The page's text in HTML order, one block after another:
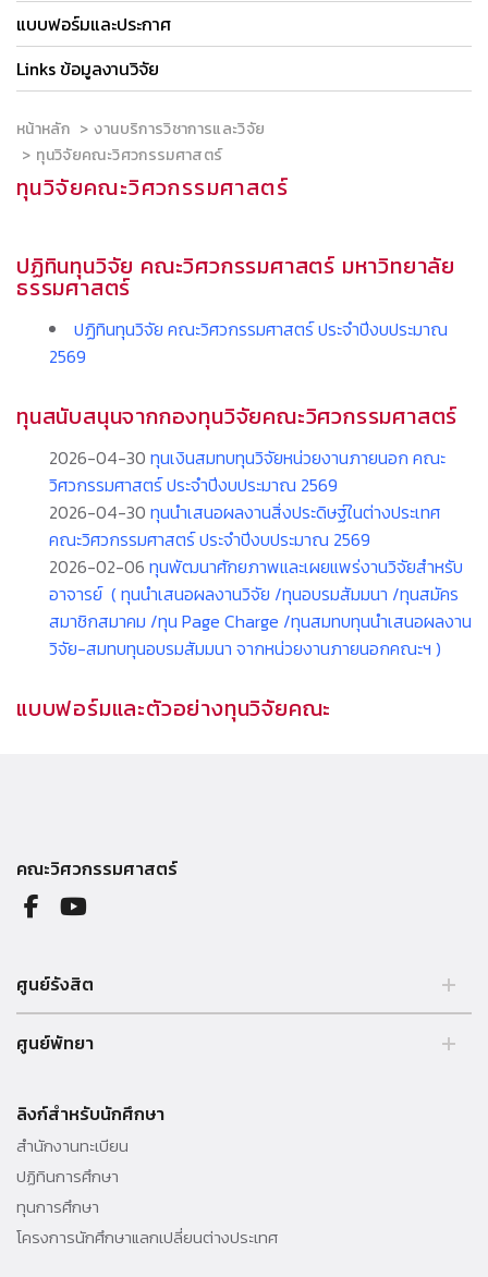
แบบฟอร์มและประกาศ
Links ข้อมูลงานวิจัย
หน้าหลัก
งานบริการวิชาการและวิจัย
ทุนวิจัยคณะวิศวกรรมศาสตร์
ทุนวิจัยคณะวิศวกรรมศาสตร์
ปฏิทินทุนวิจัย คณะวิศวกรรมศาสตร์ มหาวิทยาลัย
ธรรมศาสตร์
ปฏิทินทุนวิจัย คณะวิศวกรรมศาสตร์ ประจำปีงบประมาณ
2569
ทุนสนับสนุนจากกองทุนวิจัยคณะวิศวกรรมศาสตร์
2026-04-30 ทุนเงินสมทบทุนวิจัยหน่วยงานภายนอก คณะ
วิศวกรรมศาสตร์ ประจำปีงบประมาณ 2569
2026-04-30 ทุนนำเสนอผลงานสิ่งประดิษฐ์ในต่างประเทศ
คณะวิศวกรรมศาสตร์ ประจำปีงบประมาณ 2569
2026-02-06 ทุนพัฒนาศักยภาพและเผยแพร่งานวิจัยสำหรับ
อาจารย์ ( ทุนนำเสนอผลงานวิจัย /ทุนอบรมสัมมนา /ทุนสมัคร
สมาชิกสมาคม /ทุน Page Charge /ทุนสมทบทุนนำเสนอผลงาน
วิจัย-สมทบทุนอบรมสัมมนา จากหน่วยงานภายนอกคณะฯ )
แบบฟอร์มและตัวอย่างทุนวิจัยคณะ
คณะวิศวกรรมศาสตร์
ศูนย์รังสิต
99 หมู่ 18 ถ.พหลโยธิน คลองหลวง รังสิต ปทุมธานี 12121 ประเทศไทย.
Tel. 02 564 3001 -9
ศูนย์พัทยา
010 - 69 ต่อ 3000
ลิงก์สำหรับนักศึกษา
สำนักงานทะเบียน
ปฏิทินการศึกษา
ทุนการศึกษา
โครงการนักศึกษาแลกเปลี่ยนต่างประเทศ